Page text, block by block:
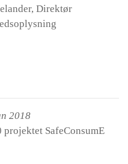
Direktør
2018
SafeConsumE